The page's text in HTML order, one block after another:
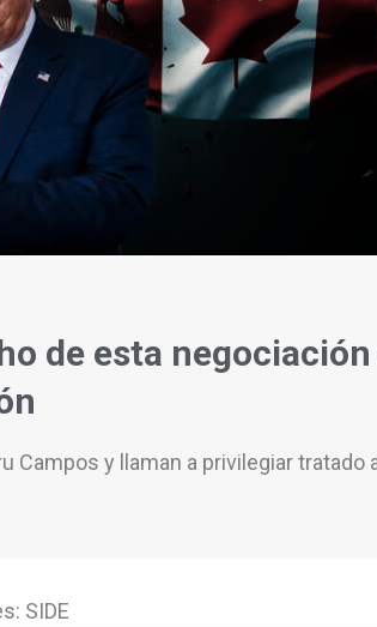
de esta negociación
Campos y llaman a privilegiar